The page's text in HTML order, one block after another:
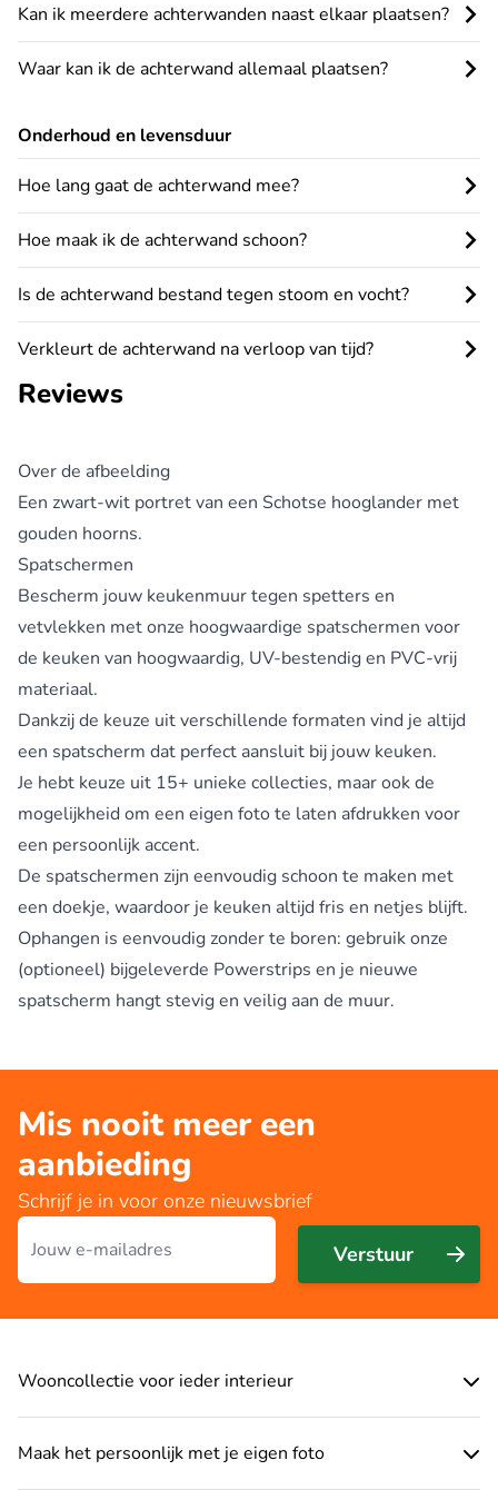
Kan ik meerdere achterwanden naast elkaar plaatsen?
Waar kan ik de achterwand allemaal plaatsen?
Onderhoud en levensduur
Hoe lang gaat de achterwand mee?
Hoe maak ik de achterwand schoon?
Is de achterwand bestand tegen stoom en vocht?
Verkleurt de achterwand na verloop van tijd?
Reviews
Over de afbeelding
Een zwart-wit portret van een Schotse hooglander met
gouden hoorns.
Spatschermen
Bescherm jouw keukenmuur tegen spetters en
vetvlekken met onze hoogwaardige spatschermen voor
de keuken van hoogwaardig, UV-bestendig en PVC-vrij
materiaal.
Dankzij de keuze uit verschillende formaten vind je altijd
een spatscherm dat perfect aansluit bij jouw keuken.
Je hebt keuze uit 15+ unieke collecties, maar ook de
mogelijkheid om een eigen foto te laten afdrukken voor
een persoonlijk accent.
De spatschermen zijn eenvoudig schoon te maken met
een doekje, waardoor je keuken altijd fris en netjes blijft.
Ophangen is eenvoudig zonder te boren: gebruik onze
(optioneel) bijgeleverde Powerstrips en je nieuwe
spatscherm hangt stevig en veilig aan de muur.
Mis nooit meer een
aanbieding
Schrijf je in voor onze nieuwsbrief
E-mailadres
Verstuur
Wooncollectie voor ieder interieur
Maak het persoonlijk met je eigen foto